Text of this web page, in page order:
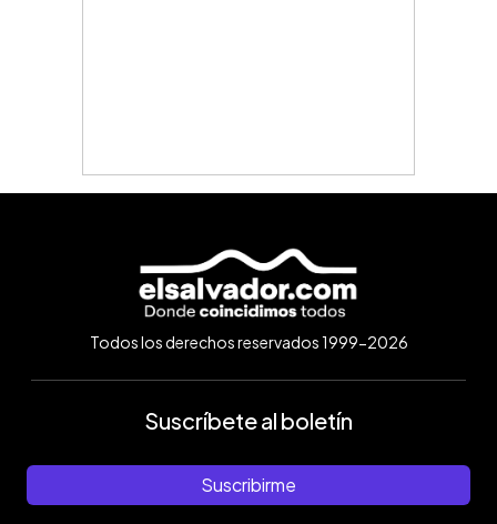
Todos los derechos reservados 1999-2026
Suscríbete al boletín
Suscribirme